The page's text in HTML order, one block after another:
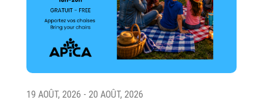
19 AOÛT, 2026 - 20 AOÛT, 2026